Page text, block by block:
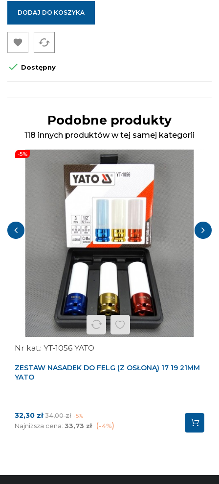
DODAJ DO KOSZYKA
 cached
 Dostępny
Podobne produkty
118 innych produktów w tej samej kategorii
-5%
YT-1056 YATO
ZESTAW NASADEK DO FELG (Z OSŁONĄ) 17 19 21MM
YATO
Cena
32,30 zł Cena
podstawowa
34,00 zł -5%
Najniższa cena: 33,73 zł -4%